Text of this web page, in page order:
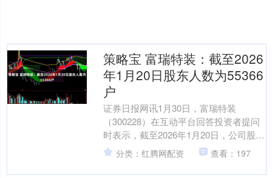
策略宝 富瑞特装：截至2026
年1月20日股东人数为55366
户
证券日报网讯1月30日，富瑞特装
（300228）在互动平台回答投资者提问
时表示，截至2026年1月20日，公司股东
人数为55366户。....
分类：红腾网配资 查看：197